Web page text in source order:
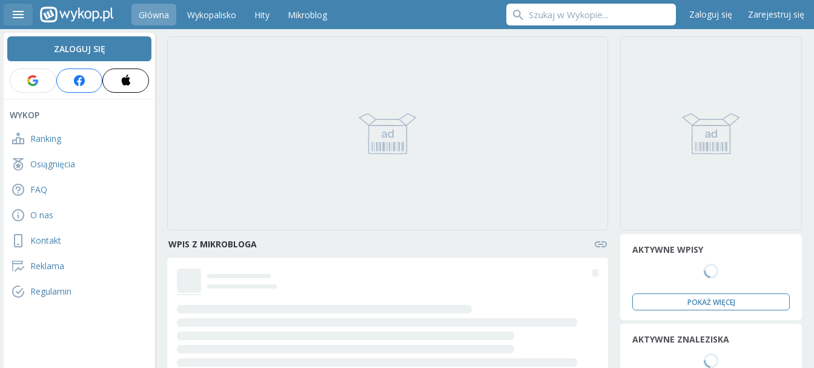
Główna Wykopalisko Hity Mikroblog Zaloguj się Zarejestruj się
ZALOGUJ SIĘ
WYKOP
Ranking
Osiągnięcia
FAQ
O nas
Kontakt
Reklama
Regulamin
WPIS Z MIKROBLOGA AKTYWNE WPISY
POKAŻ WIĘCEJ
AKTYWNE ZNALEZISKA